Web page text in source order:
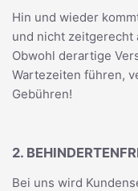
Hin und wieder
und nicht zeitgerecht
Obwohl derartige
Wartezeiten führen,
Gebühren!
2.
Bei uns wird